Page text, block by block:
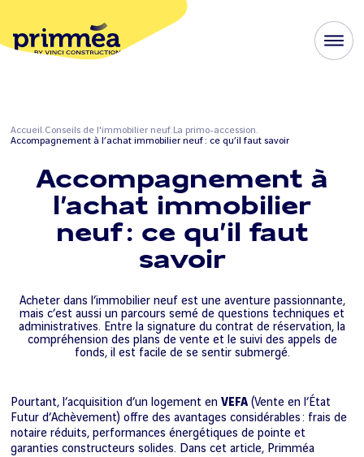
Accueil Conseils de l'immobilier neuf La primo-accession
Accompagnement à l’achat immobilier neuf : ce qu’il faut savoir
Accompagnement à
l’achat immobilier
neuf : ce qu’il faut
savoir
Acheter dans l’immobilier neuf est une aventure passionnante,
mais c’est aussi un parcours semé de questions techniques et
administratives. Entre la signature du contrat de réservation, la
compréhension des plans de vente et le suivi des appels de
fonds, il est facile de se sentir submergé.
Pourtant, l’acquisition d’un logement en VEFA(Vente en l’État
Futur d’Achèvement) offre des avantages considérables : frais de
notaire réduits, performances énergétiques de pointe et
garanties constructeurs solides. Dans cet article, Primméa